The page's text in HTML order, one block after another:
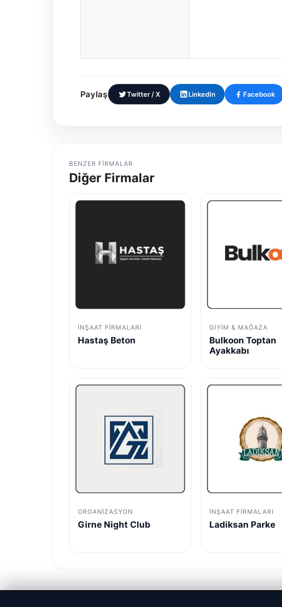
Paylaş Twitter / X LinkedIn Facebook
BENZER FIRMALAR
Diğer Firmalar
İNŞAAT FIRMALARI
Hastaş Beton
GIYIM & MAĞAZA
Bulkoon Toptan
Ayakkabı
ORGANIZASYON
Girne Night Club
İNŞAAT FIRMALARI
Ladiksan Parke